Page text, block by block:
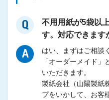
Q
不用用紙が5袋以
す。対応できます
A
はい、まずはご相談
「オーダーメイド
いただきます。
製紙会社（山陽製紙
プをいかして、お客